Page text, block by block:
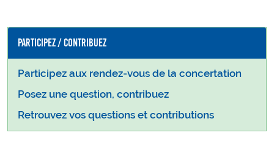
Participez / Contribuez
Participez aux rendez-vous de la concertation
Posez une question, contribuez
Retrouvez vos questions et contributions